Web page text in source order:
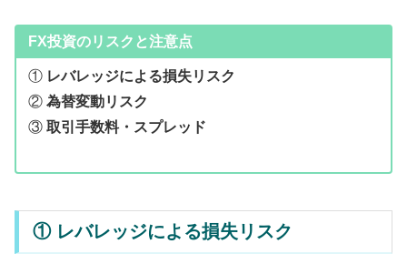
FX投資のリスクと注意点
①レバレッジによる損失リスク
②為替変動リスク
③取引手数料・スプレッド
① レバレッジによる損失リスク